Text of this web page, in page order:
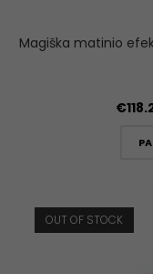
Magiška matinio
€
OUT OF STOCK